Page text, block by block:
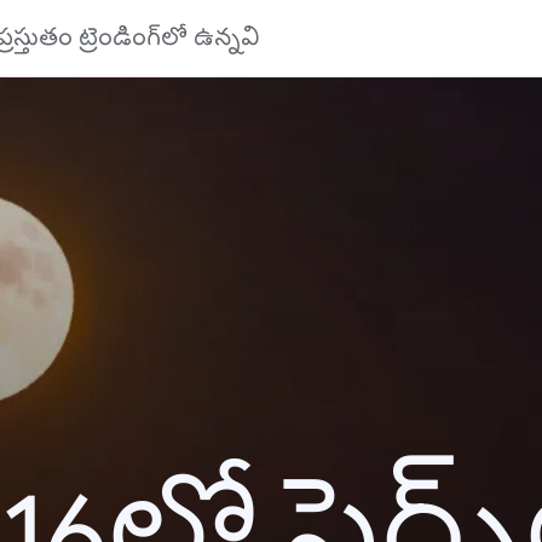
ట్రెండింగ్‌లో ఉన్నవి